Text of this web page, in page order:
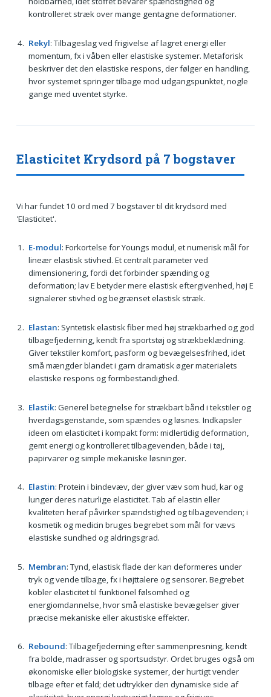
kontrolleret stræk over mange gentagne deformationer.
Rekyl: Tilbageslag ved frigivelse af lagret energi eller
momentum, fx i våben eller elastiske systemer. Metaforisk
beskriver det den elastiske respons, der følger en handling,
hvor systemet springer tilbage mod udgangspunktet, nogle
gange med uventet styrke.
Elasticitet Krydsord på 7 bogstaver
Vi har fundet 10 ord med 7 bogstaver til dit krydsord med
'Elasticitet'.
E-modul: Forkortelse for Youngs modul, et numerisk mål for
lineær elastisk stivhed. Et centralt parameter ved
dimensionering, fordi det forbinder spænding og
deformation; lav E betyder mere elastisk eftergivenhed, høj E
signalerer stivhed og begrænset elastisk stræk.
Elastan: Syntetisk elastisk fiber med høj strækbarhed og god
tilbagefjederning, kendt fra sportstøj og strækbeklædning.
Giver tekstiler komfort, pasform og bevægelsesfrihed, idet
små mængder blandet i garn dramatisk øger materialets
elastiske respons og formbestandighed.
Elastik: Generel betegnelse for strækbart bånd i tekstiler og
hverdagsgenstande, som spændes og løsnes. Indkapsler
ideen om elasticitet i kompakt form: midlertidig deformation,
gemt energi og kontrolleret tilbagevenden, både i tøj,
papirvarer og simple mekaniske løsninger.
Elastin: Protein i bindevæv, der giver væv som hud, kar og
lunger deres naturlige elasticitet. Tab af elastin eller
kvaliteten heraf påvirker spændstighed og tilbagevenden; i
kosmetik og medicin bruges begrebet som mål for vævs
elastiske sundhed og aldringsgrad.
Membran: Tynd, elastisk flade der kan deformeres under
tryk og vende tilbage, fx i højttalere og sensorer. Begrebet
kobler elasticitet til funktionel følsomhed og
energiomdannelse, hvor små elastiske bevægelser giver
præcise mekaniske eller akustiske effekter.
Rebound: Tilbagefjederning efter sammenpresning, kendt
fra bolde, madrasser og sportsudstyr. Ordet bruges også om
økonomiske eller biologiske systemer, der hurtigt vender
tilbage efter et fald; det udtrykker den dynamiske side af